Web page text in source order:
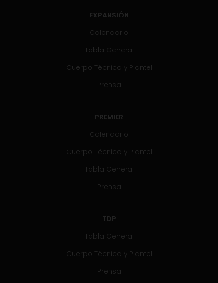
EXPANSIÓN
Calendario
Tabla General
Cuerpo Técnico y Plantel
Prensa
PREMIER
Calendario
Cuerpo Técnico y Plantel
Tabla General
Prensa
TDP
Tabla General
Cuerpo Técnico y Plantel
Prensa